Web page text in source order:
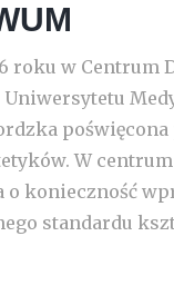
roku w Centrum
poświęcona
W
o konieczność
standardu